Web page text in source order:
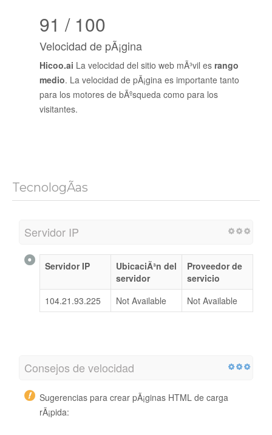
91 / 100
Velocidad de pÃ¡gina
Hicoo.ai La velocidad del sitio web mÃ³vil es rango
medio. La velocidad de pÃ¡gina es importante tanto
para los motores de bÃºsqueda como para los
visitantes.
TecnologÃ­as
Servidor IP
Servidor IP
UbicaciÃ³n del
servidor
Proveedor de
servicio
104.21.93.225
Not Available Not Available
Consejos de velocidad
Sugerencias para crear pÃ¡ginas HTML de carga
rÃ¡pida: